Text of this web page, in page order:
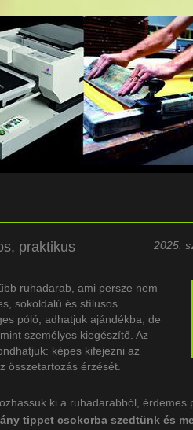
2025.
praktikus
ruhadarab, ami persze nem
sokoldalú és stílusos.
póló, adhatjuk ajándékba, de
személyes kiegészítő. Az
képes kifejezni az
összetartozás érzését.
ki a ruhadarabból, érdemes
tippet csokorba szedtünk és